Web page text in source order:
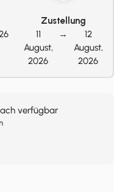
Zustellung
11
August,
2026
→
12
August,
2026
verfügbar